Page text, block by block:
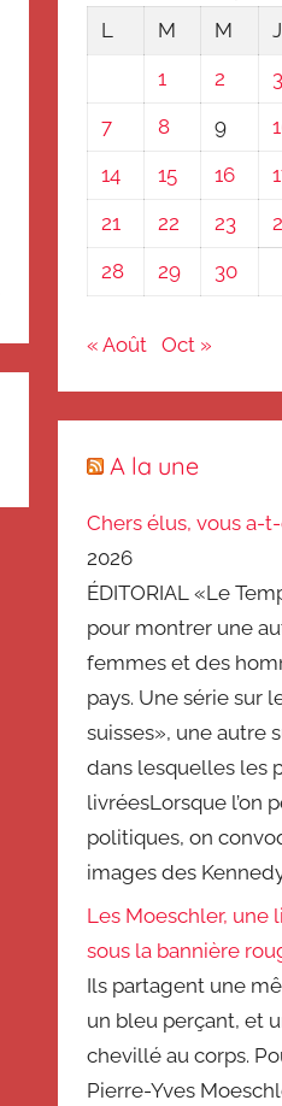
L
M M J
1
2 3
7
8 9
14
15 16
21
22 23
28
29 30
« Août Oct »
A la une
Chers élus, vous a-
2026
ÉDITORIAL «Le
pour montrer une
femmes et des
pays. Une série sur
suisses», une autre
dans lesquelles les
livréesLorsque l’on
politiques, on
images des
Les Moeschler, une
sous la bannière
Ils partagent une
un bleu perçant, et
chevillé au corps.
Pierre-Yves